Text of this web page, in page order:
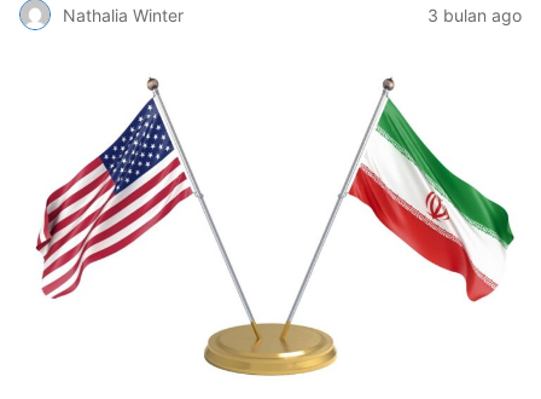
Nathalia Winter 3 bulan ago